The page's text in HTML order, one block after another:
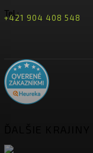
Tel.:
+421 904 408 548